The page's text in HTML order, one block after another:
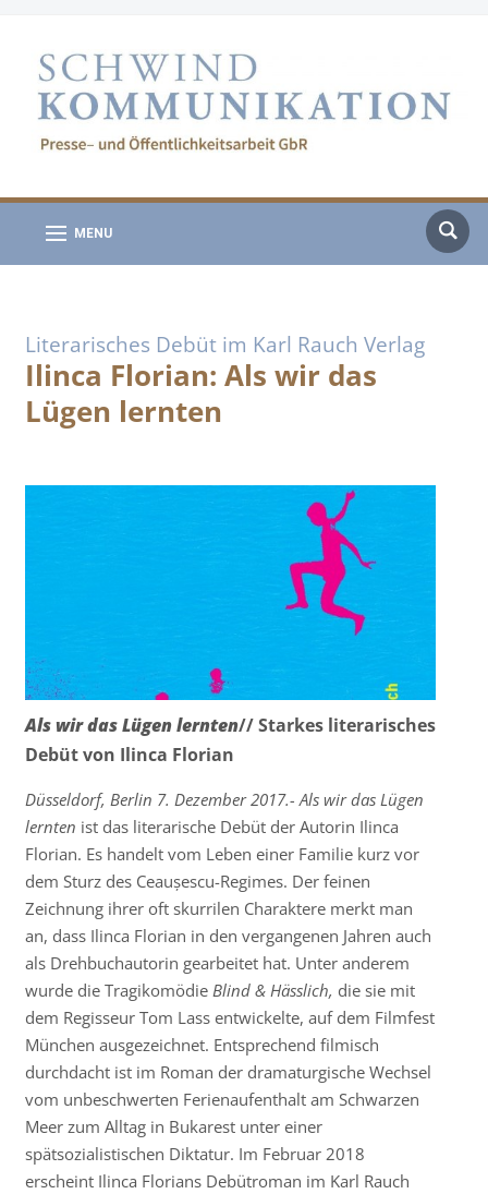
MENU
Literarisches Debüt im Karl Rauch Verlag
Ilinca Florian: Als wir das
Lügen lernten
Als wir das Lügen lernten// Starkes literarisches
Debüt von Ilinca Florian
Düsseldorf, Berlin 7. Dezember 2017.- Als wir das Lügen
lernten ist das literarische Debüt der Autorin Ilinca
Florian. Es handelt vom Leben einer Familie kurz vor
dem Sturz des Ceaușescu-Regimes. Der feinen
Zeichnung ihrer oft skurrilen Charaktere merkt man
an, dass Ilinca Florian in den vergangenen Jahren auch
als Drehbuchautorin gearbeitet hat. Unter anderem
wurde die Tragikomödie Blind & Hässlich, die sie mit
dem Regisseur Tom Lass entwickelte, auf dem Filmfest
München ausgezeichnet. Entsprechend filmisch
durchdacht ist im Roman der dramaturgische Wechsel
vom unbeschwerten Ferienaufenthalt am Schwarzen
Meer zum Alltag in Bukarest unter einer
spätsozialistischen Diktatur. Im Februar 2018
erscheint Ilinca Florians Debütroman im Karl Rauch